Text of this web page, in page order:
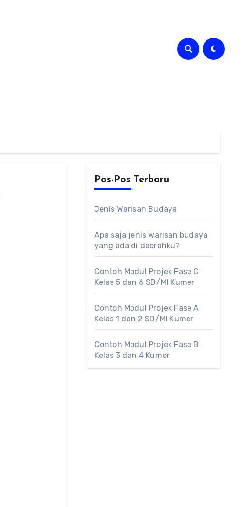
Pos-Pos Terbaru
Jenis Warisan Budaya
Apa saja jenis warisan budaya
yang ada di daerahku?
Contoh Modul Projek Fase C
Kelas 5 dan 6 SD/MI Kumer
Contoh Modul Projek Fase A
Kelas 1 dan 2 SD/MI Kumer
Contoh Modul Projek Fase B
Kelas 3 dan 4 Kumer